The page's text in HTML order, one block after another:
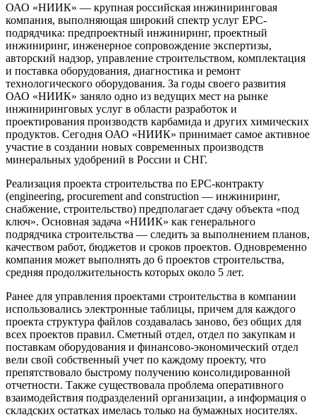
ОАО «НИИК» — крупная российская инжиниринговая
компания, выполняющая широкий спектр услуг ЕРС-
подрядчика: предпроектный инжиниринг, проектный
инжиниринг, инженерное сопровождение экспертизы,
авторский надзор, управление строительством, комплектация
и поставка оборудования, диагностика и ремонт
технологического оборудования. За годы своего развития
ОАО «НИИК» заняло одно из ведущих мест на рынке
инжиниринговых услуг в области разработок и
проектирования производств карбамида и других химических
продуктов. Сегодня ОАО «НИИК» принимает самое активное
участие в создании новых современных производств
минеральных удобрений в России и СНГ.
Реализация проекта строительства по EPC-контракту
(engineering, procurement and construction — инжиниринг,
снабжение, строительство) предполагает сдачу объекта «под
ключ». Основная задача «НИИК» как генерального
подрядчика строительства — следить за выполнением планов,
качеством работ, бюджетов и сроков проектов. Одновременно
компания может выполнять до 6 проектов строительства,
средняя продолжительность которых около 5 лет.
Ранее для управления проектами строительства в компании
использовались электронные таблицы, причем для каждого
проекта структура файлов создавалась заново, без общих для
всех проектов правил. Сметный отдел, отдел по закупкам и
поставкам оборудования и финансово-экономический отдел
вели свой собственный учет по каждому проекту, что
препятствовало быстрому получению консолидированной
отчетности. Также существовала проблема оперативного
взаимодействия подразделений организации, а информация о
складских остатках имелась только на бумажных носителях.